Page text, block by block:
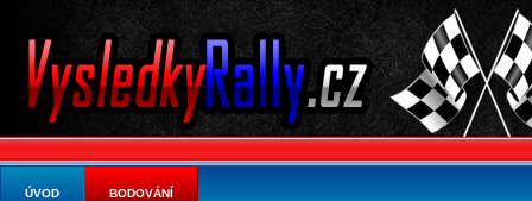
ÚVOD BODOVÁNÍ